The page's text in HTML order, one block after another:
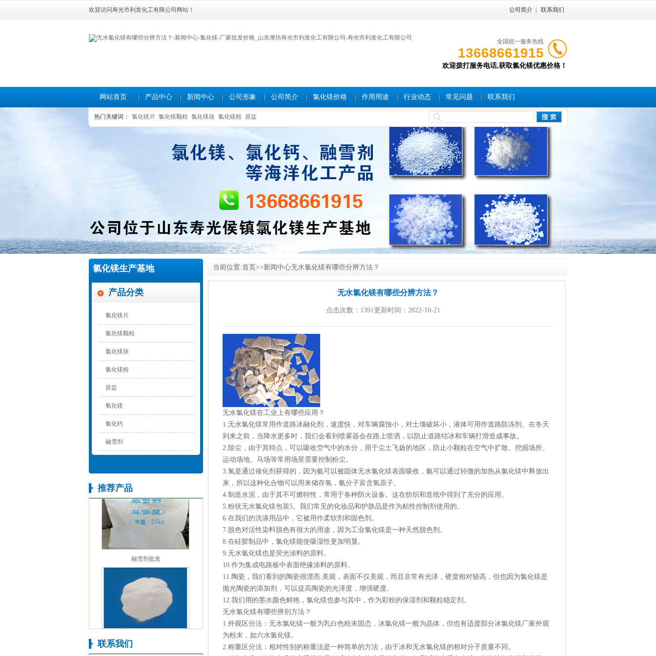
欢迎访问寿光市利发化工有限公司网站！ 公司简介 联系我们
全国统一服务热线
13668661915
欢迎拨打服务电话,获取氯化镁优惠价格！
网站首页 产品中心 新闻中心 公司形象 公司简介 氯化镁价格 作用用途 行业动态 常见问题 联系我们
热门关键词： 氯化镁片 氯化镁颗粒 氯化镁块 氯化镁粉 原盐
氯化镁生产基地
产品分类
氯化镁片
氯化镁颗粒
氯化镁块
氯化镁粉
原盐
氧化镁
氯化钙
融雪剂
推荐产品
氯化镁黄片
联系我们
当前位置:首页 >>新闻中心无水氯化镁有哪些分辨方法？
无水氯化镁有哪些分辨方法？
点击次数：1391更新时间：2022-10-21
无水氯化镁在工业上有哪些应用？
1.无水氯化镁常用作道路冰融化剂，速度快，对车辆腐蚀小，对土壤破坏小，液体可用作道路防冻剂。在冬天
到来之前，当降水更多时，我们会看到喷雾器会在路上喷洒，以防止道路结冰和车辆打滑造成事故。
2.除尘，由于其特点，可以吸收空气中的水分，用于尘土飞扬的地区，防止小颗粒在空气中扩散。挖掘场所、
运动场地、马场等常用场景需要控制粉尘。
3.氢是通过催化剂获得的，因为氨可以被固体无水氯化镁表面吸收，氨可以通过轻微的加热从氯化镁中释放出
来，所以这种化合物可以用来储存氢，氨分子富含氢原子。
4.制造水泥，由于其不可燃特性，常用于各种防火设备。这在纺织和造纸中得到了充分的应用。
5.粉状无水氯化镁包装5。我们常见的化妆品和护肤品是作为粘性控制剂使用的。
6.在我们的洗涤用品中，它被用作柔软剂和固色剂。
7.脱色对活性染料脱色有很大的用途，因为工业氯化镁是一种天然脱色剂。
8.在硅胶制品中，氯化镁能使吸湿性更加明显。
9.无水氯化镁也是荧光涂料的原料。
10.作为集成电路板中表面绝缘涂料的原料。
11.陶瓷，我们看到的陶瓷很漂亮.美观，表面不仅美观，而且非常有光泽，硬度相对较高，但也因为氯化镁是
抛光陶瓷的添加剂，可以提高陶瓷的光泽度，增强硬度。
12.我们用的墨水颜色鲜艳，氯化镁也参与其中，作为彩粉的保湿剂和颗粒稳定剂。
无水氯化镁有哪些辨别方法？
1.外观区分法：无水氯化镁一般为乳白色粉末固态，冰氯化镁一般为晶体，但也有适度部分冰氯化镁厂家外观
为粉末，如六水氯化镁。
2.称重区分法：相对性别的称重法是一种简单的方法，由于冰和无水氯化镁的相对分子质量不同。